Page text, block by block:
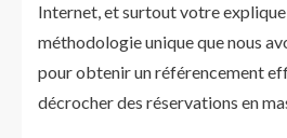
Internet, et surtout votre explique
méthodologie unique que nous
pour obtenir un référencement
décrocher des réservations en